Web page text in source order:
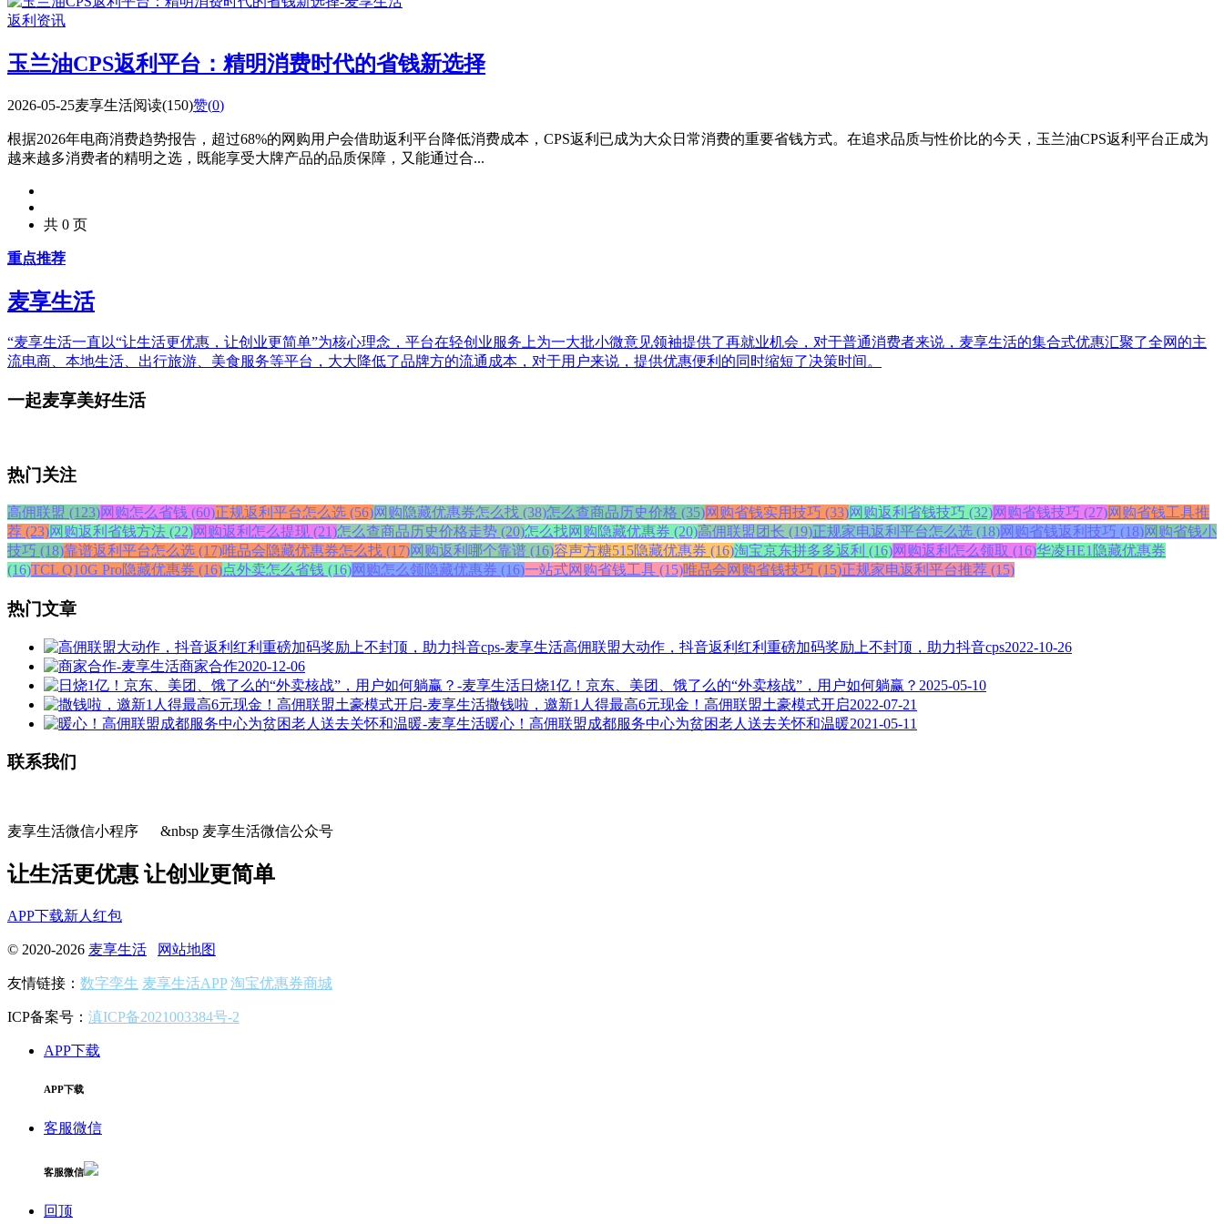
返利资讯
玉兰油CPS返利平台：精明消费时代的省钱新选择
2026-05-25麦享生活阅读(150)赞(0)
根据2026年电商消费趋势报告，超过68%的网购用户会借助返利平台降低消费成本，CPS返利已成为大众日常消费的重要省钱方式。在追求品质与性价比的今天，玉兰油CPS返利平台正成为
越来越多消费者的精明之选，既能享受大牌产品的品质保障，又能通过合...
共 0 页
重点推荐
麦享生活
“麦享生活一直以“让生活更优惠，让创业更简单”为核心理念，平台在轻创业服务上为一大批小微意见领袖提供了再就业机会，对于普通消费者来说，麦享生活的集合式优惠汇聚了全网的主
流电商、本地生活、出行旅游、美食服务等平台，大大降低了品牌方的流通成本，对于用户来说，提供优惠便利的同时缩短了决策时间。
一起麦享美好生活
热门关注
高佣联盟 (123)网购怎么省钱 (60)正规返利平台怎么选 (56)网购隐藏优惠券怎么找 (38)怎么查商品历史价格 (35)网购省钱实用技巧 (33)网购返利省钱技巧 (32)网购省钱技巧 (27)网购省钱工具推
荐 (23)网购返利省钱方法 (22)网购返利怎么提现 (21)怎么查商品历史价格走势 (20)怎么找网购隐藏优惠券 (20)高佣联盟团长 (19)正规家电返利平台怎么选 (18)网购省钱返利技巧 (18)网购省钱小
技巧 (18)靠谱返利平台怎么选 (17)唯品会隐藏优惠券怎么找 (17)网购返利哪个靠谱 (16)容声方糖515隐藏优惠券 (16)淘宝京东拼多多返利 (16)网购返利怎么领取 (16)华凌HE1隐藏优惠券
(16)TCL Q10G Pro隐藏优惠券 (16)点外卖怎么省钱 (16)网购怎么领隐藏优惠券 (16)一站式网购省钱工具 (15)唯品会网购省钱技巧 (15)正规家电返利平台推荐 (15)
热门文章
高佣联盟大动作，抖音返利红利重磅加码奖励上不封顶，助力抖音cps2022-10-26
商家合作2020-12-06
日烧1亿！京东、美团、饿了么的“外卖核战”，用户如何躺赢？ 2025-05-10
撒钱啦，邀新1人得最高6元现金！高佣联盟土豪模式开启2022-07-21
暖心！高佣联盟成都服务中心为贫困老人送去关怀和温暖2021-05-11
联系我们
麦享生活微信小程序 &nbsp 麦享生活微信公众号
让生活更优惠 让创业更简单
APP下载新人红包
© 2020-2026 麦享生活 网站地图
友情链接： 数字孪生 麦享生活APP 淘宝优惠券商城
ICP备案号： 滇ICP备2021003384号-2
APP下载
APP下载
客服微信
客服微信
回顶